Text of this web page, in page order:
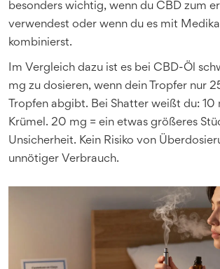
besonders wichtig, wenn du CBD zum
verwendest oder wenn du es mit
kombinierst.
Im Vergleich dazu ist es bei CBD-Öl
mg zu dosieren, wenn dein Tropfer nur
Tropfen abgibt. Bei Shatter weißt du: 10
Krümel. 20 mg = ein etwas größeres
Unsicherheit. Kein Risiko von
unnötiger Verbrauch.